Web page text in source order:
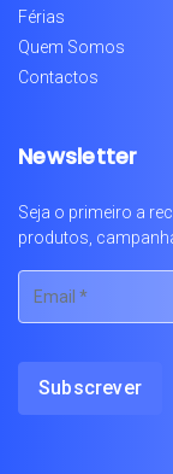
Férias
Quem Somos
Contactos
Newsletter
Seja o primeiro a
produtos,